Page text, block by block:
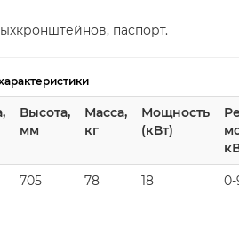
паспорт.
Высота,
мм
Масса,
кг
Мощность
(кВт)
705 78 18 0-